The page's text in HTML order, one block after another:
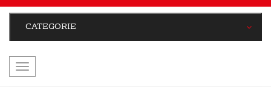
CATEGORIE
navigazione